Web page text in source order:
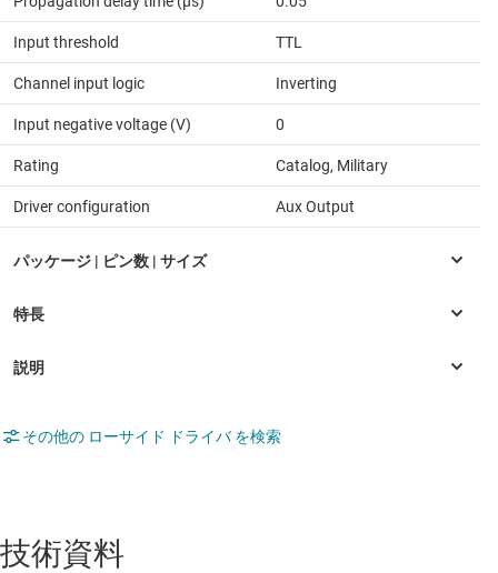
Input threshold TTL
Channel input logic Inverting
Input negative voltage (V) 0
Rating Catalog, Military
Driver configuration Aux Output
その他の ローサイド ドライバ を検索
技術資料